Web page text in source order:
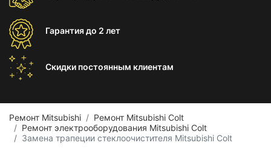
Гарантиядо 2 лет
Скидки постоянным клиентам
Ремонт Mitsubishi
Ремонт Mitsubishi Colt
Ремонт электрооборудования Mitsubishi Colt
Замена трапеции стеклоочистителя Mitsubishi Colt